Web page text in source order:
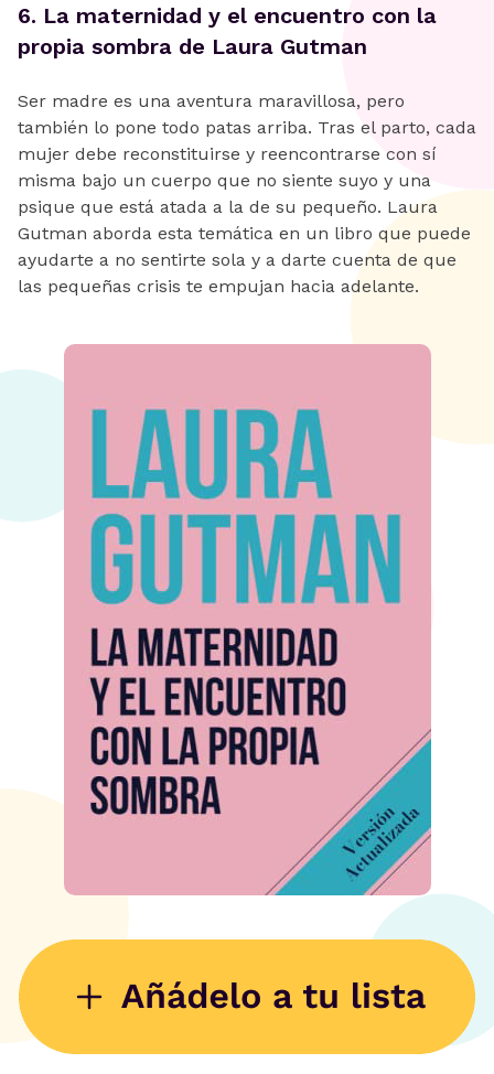
6. La maternidad y el encuentro con la
propia sombra de Laura Gutman
Ser madre es una aventura maravillosa, pero
también lo pone todo patas arriba. Tras el parto, cada
mujer debe reconstituirse y reencontrarse con sí
misma bajo un cuerpo que no siente suyo y una
psique que está atada a la de su pequeño. Laura
Gutman aborda esta temática en un libro que puede
ayudarte a no sentirte sola y a darte cuenta de que
las pequeñas crisis te empujan hacia adelante.